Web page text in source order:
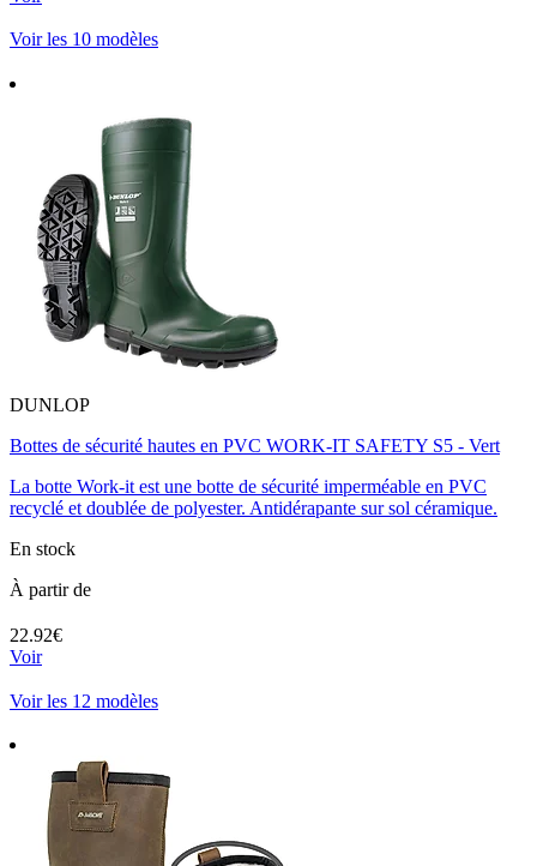
Voir les 10 modèles
DUNLOP
Bottes de sécurité hautes en PVC WORK-IT SAFETY S5 - Vert
La botte Work-it est une botte de sécurité imperméable en PVC
recyclé et doublée de polyester. Antidérapante sur sol céramique.
En stock
À partir de
22.92€
Voir
Voir les 12 modèles